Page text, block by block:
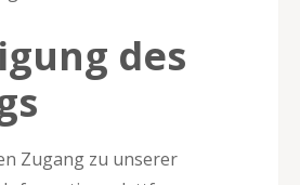
des
Zugang zu unserer